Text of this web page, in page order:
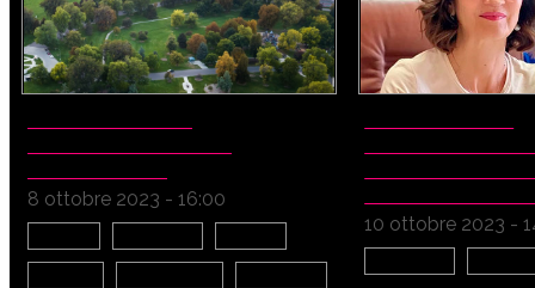
8 ottobre 2023 - 16:00
10 ottobre 2023 -